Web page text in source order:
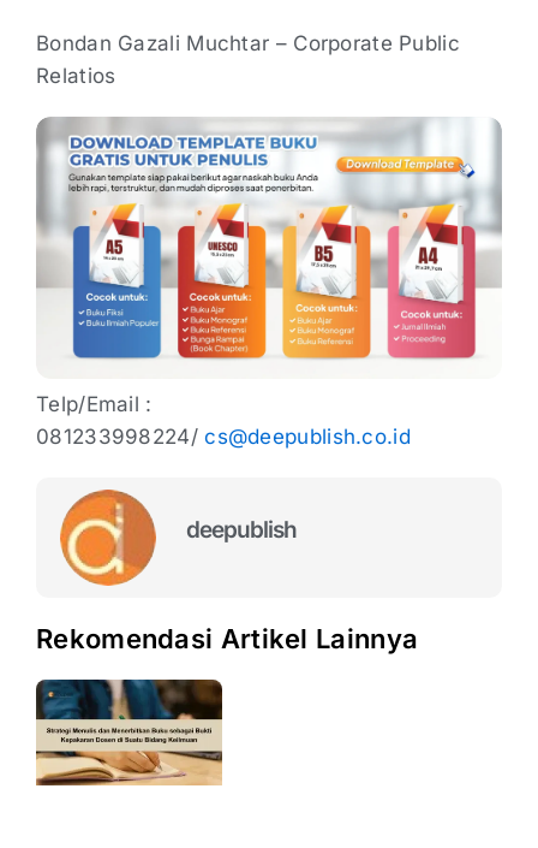
Bondan Gazali Muchtar – Corporate Public
Relatios
Telp/Email :
081233998224/cs@deepublish.co.id
deepublish
Rekomendasi Artikel Lainnya